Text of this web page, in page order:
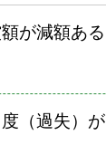
が減額あ
（過失）